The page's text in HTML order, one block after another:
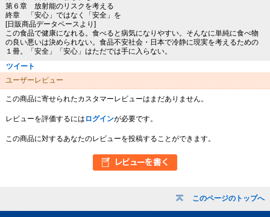
このページのトップへ
第６章 放射能のリスクを考える
終章 「安心」ではなく「安全」を
[日販商品データベースより]
この食品で健康になれる。食べると病気になりやすい。そんなに単純に食べ物
の良い悪いは決められない。食品不安社会・日本で冷静に現実を考えるための
１冊。「安全」「安心」はただでは手に入らない。
ツイート
ユーザーレビュー
この商品に寄せられたカスタマーレビューはまだありません。
レビューを評価するには ログインが必要です。
この商品に対するあなたのレビューを投稿することができます。